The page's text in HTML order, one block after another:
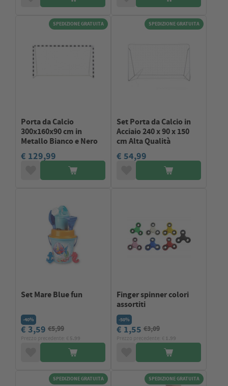
SPEDIZIONE GRATUITA
Porta da Calcio
300x160x90 cm in
Metallo Bianco e Nero
€ 129,99
SPEDIZIONE GRATUITA
Set Porta da Calcio in
Acciaio 240 x 90 x 150
cm Alta Qualità
€ 54,99
Set Mare Blue fun
-40%
€ 3,59 €5,99
Finger spinner colori
assortiti
-50%
€ 1,55 €3,09
SPEDIZIONE GRATUITA SPEDIZIONE GRATUITA